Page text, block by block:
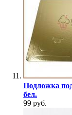
Подложка
бел.
99 руб.